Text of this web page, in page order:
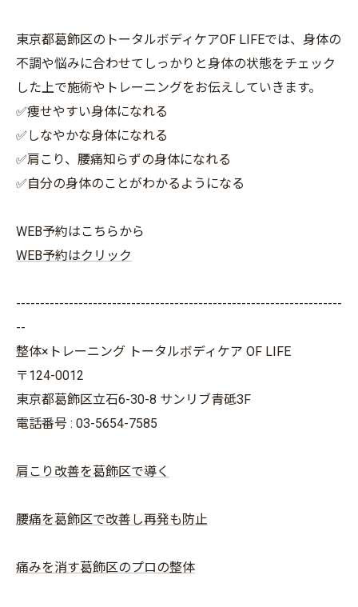
東京都葛飾区のトータルボディケアOF LIFEでは、身体の
不調や悩みに合わせてしっかりと身体の状態をチェック
した上で施術やトレーニングをお伝えしていきます。
✅痩せやすい身体になれる
✅しなやかな身体になれる
✅肩こり、腰痛知らずの身体になれる
✅自分の身体のことがわかるようになる
WEB予約はこちらから
WEB予約はクリック
--------------------------------------------------------------------
--
整体×トレーニング トータルボディケア OF LIFE
〒124-0012
東京都葛飾区立石6-30-8 サンリブ青砥3F
電話番号 : 03-5654-7585
肩こり改善を葛飾区で導く
腰痛を葛飾区で改善し再発も防止
痛みを消す葛飾区のプロの整体